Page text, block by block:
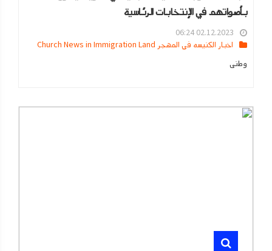
بأصواتهم في الإنتخابات الرئاسية
02.12.2023 06:24
اخبار الكنيسه في المهجر Church News in Immigration Land
وطنى